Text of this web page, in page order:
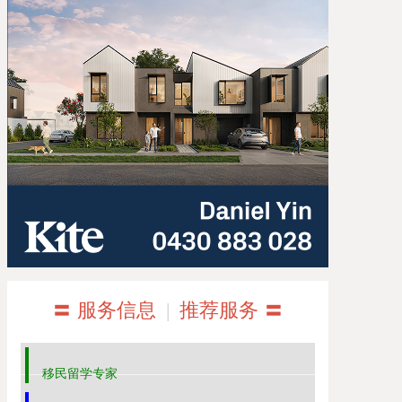
〓 服务信息 | 推荐服务 〓
移民留学专家